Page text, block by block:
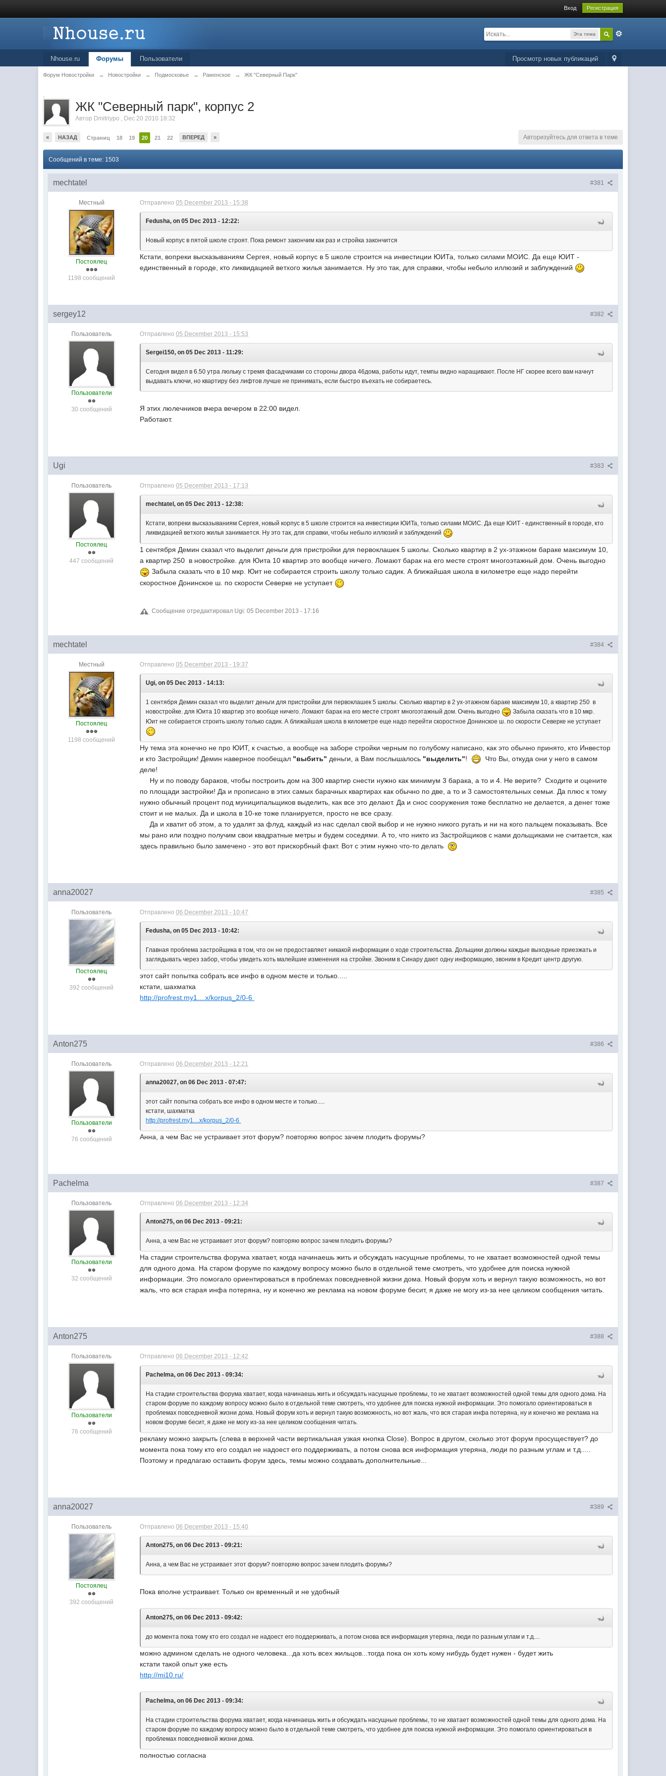
Вход Регистрация
Эта тема
Просмотр новых публикаций
Nhouse.ru Форумы Пользователи
Форум Новостройки → Новостройки → Подмосковье → Раменское → ЖК "Северный Парк"
.
ЖК "Северный парк", корпус 2
Автор Dmitriypo , Dec 20 2010 18:32
« НАЗАД Страниц 18 19 20 21 22 ВПЕРЕД » Авторизуйтесь для ответа в теме
Сообщений в теме: 1503
#381
mechtatel
Местный
Постоялец
1198 сообщений
Отправлено05 December 2013 - 15:38
Fedusha, on 05 Dec 2013 - 12:22:
Новый корпус в пятой школе строят. Пока ремонт закончим как раз и стройка закончится
Кстати, вопреки высказываниям Сергея, новый корпус в 5 школе строится на инвестиции ЮИТа, только силами МОИС. Да еще ЮИТ -
единственный в городе, кто ликвидацией ветхого жилья занимается. Ну это так, для справки, чтобы небыло иллюзий и заблуждений
#382
sergey12
Пользователь
Пользователи
30 сообщений
Отправлено05 December 2013 - 15:53
Sergei150, on 05 Dec 2013 - 11:29:
Сегодня видел в 6.50 утра люльку с тремя фасадчиками со стороны двора 46дома, работы идут, темпы видно наращивают. После НГ скорее всего вам начнут
выдавать ключи, но квартиру без лифтов лучше не принимать, если быстро въехать не собираетесь.
Я этих люлечников вчера вечером в 22:00 видел.
Работают.
#383
Ugi
Пользователь
Постоялец
447 сообщений
Отправлено05 December 2013 - 17:13
mechtatel, on 05 Dec 2013 - 12:38:
Кстати, вопреки высказываниям Сергея, новый корпус в 5 школе строится на инвестиции ЮИТа, только силами МОИС. Да еще ЮИТ - единственный в городе, кто
ликвидацией ветхого жилья занимается. Ну это так, для справки, чтобы небыло иллюзий и заблуждений
1 сентября Демин сказал что выделит деньги для пристройки для первоклашек 5 школы. Сколько квартир в 2 ух-этажном бараке максимум 10,
а квартир 250 в новостройке. для Юита 10 квартир это вообще ничего. Ломают барак на его месте строят многоэтажный дом. Очень выгодно
Забыла сказать что в 10 мкр. Юит не собирается строить школу только садик. А ближайшая школа в километре еще надо перейти
скоростное Донинское ш. по скорости Северке не уступает
Сообщение отредактировал Ugi: 05 December 2013 - 17:16
#384
mechtatel
Местный
Постоялец
1198 сообщений
Отправлено05 December 2013 - 19:37
Ugi, on 05 Dec 2013 - 14:13:
1 сентября Демин сказал что выделит деньги для пристройки для первоклашек 5 школы. Сколько квартир в 2 ух-этажном бараке максимум 10, а квартир 250 в
новостройке. для Юита 10 квартир это вообще ничего. Ломают барак на его месте строят многоэтажный дом. Очень выгодно
Забыла сказать что в 10 мкр.
Юит не собирается строить школу только садик. А ближайшая школа в километре еще надо перейти скоростное Донинское ш. по скорости Северке не уступает
Ну тема эта конечно не про ЮИТ, к счастью, а вообще на заборе стройки черным по голубому написано, как это обычно принято, кто Инвестор
и кто Застройщик! Демин наверное пообещал "выбить" деньги, а Вам послышалось "выделить"!
Что Вы, откуда они у него в самом
деле!
Ну и по поводу бараков, чтобы построить дом на 300 квартир снести нужно как минимум 3 барака, а то и 4. Не верите? Сходите и оцените
по площади застройки! Да и прописано в этих самых барачных квартирах как обычно по две, а то и 3 самостоятельных семьи. Да плюс к тому
нужно обычный процент под муниципальщиков выделить, как все это делают. Да и снос сооружения тоже бесплатно не делается, а денег тоже
стоит и не малых. Да и школа в 10-ке тоже планируется, просто не все сразу.
Да и хватит об этом, а то удалят за флуд, каждый из нас сделал свой выбор и не нужно никого ругать и ни на кого пальцем показывать. Все
мы рано или поздно получим свои квадратные метры и будем соседями. А то, что никто из Застройщиков с нами дольщиками не считается, как
здесь правильно было замечено - это вот прискорбный факт. Вот с этим нужно что-то делать
#385
anna20027
Пользователь
Постоялец
392 сообщений
Отправлено06 December 2013 - 10:47
Fedusha, on 05 Dec 2013 - 10:42:
Главная проблема застройщика в том, что он не предоставляет никакой информации о ходе строительства. Дольщики должны каждые выходные приезжать и
заглядывать через забор, чтобы увидеть хоть малейшие изменения на стройке. Звоним в Синару дают одну информацию, звоним в Кредит центр другую.
этот сайт попытка собрать все инфо в одном месте и только.....
кстати, шахматка
http://profrest.my1....x/korpus_2/0-6
#386
Anton275
Пользователь
Пользователи
76 сообщений
Отправлено06 December 2013 - 12:21
anna20027, on 06 Dec 2013 - 07:47:
этот сайт попытка собрать все инфо в одном месте и только.....
кстати, шахматка
http://profrest.my1....x/korpus_2/0-6
Анна, а чем Вас не устраивает этот форум? повторяю вопрос зачем плодить форумы?
#387
Pachelma
Пользователь
Пользователи
32 сообщений
Отправлено06 December 2013 - 12:34
Anton275, on 06 Dec 2013 - 09:21:
Анна, а чем Вас не устраивает этот форум? повторяю вопрос зачем плодить форумы?
На стадии строительства форума хватает, когда начинаешь жить и обсуждать насущные проблемы, то не хватает возможностей одной темы
для одного дома. На старом форуме по каждому вопросу можно было в отдельной теме смотреть, что удобнее для поиска нужной
информации. Это помогало ориентироваться в проблемах повседневной жизни дома. Новый форум хоть и вернул такую возможность, но вот
жаль, что вся старая инфа потеряна, ну и конечно же реклама на новом форуме бесит, я даже не могу из-за нее целиком сообщения читать.
#388
Anton275
Пользователь
Пользователи
76 сообщений
Отправлено06 December 2013 - 12:42
Pachelma, on 06 Dec 2013 - 09:34:
На стадии строительства форума хватает, когда начинаешь жить и обсуждать насущные проблемы, то не хватает возможностей одной темы для одного дома. На
старом форуме по каждому вопросу можно было в отдельной теме смотреть, что удобнее для поиска нужной информации. Это помогало ориентироваться в
проблемах повседневной жизни дома. Новый форум хоть и вернул такую возможность, но вот жаль, что вся старая инфа потеряна, ну и конечно же реклама на
новом форуме бесит, я даже не могу из-за нее целиком сообщения читать.
рекламу можно закрыть (слева в верхней части вертикальная узкая кнопка Close). Вопрос в другом, сколько этот форум просуществует? до
момента пока тому кто его создал не надоест его поддерживать, а потом снова вся информация утеряна, люди по разным углам и т.д.....
Поэтому и предлагаю оставить форум здесь, темы можно создавать дополнительные...
#389
anna20027
Пользователь
Постоялец
392 сообщений
Отправлено06 December 2013 - 15:40
Anton275, on 06 Dec 2013 - 09:21:
Анна, а чем Вас не устраивает этот форум? повторяю вопрос зачем плодить форумы?
Пока вполне устраивает. Только он временный и не удобный
Anton275, on 06 Dec 2013 - 09:42:
до момента пока тому кто его создал не надоест его поддерживать, а потом снова вся информация утеряна, люди по разным углам и т.д....
можно админом сделать не одного человека...да хоть всех жильцов...тогда пока он хоть кому нибудь будет нужен - будет жить
кстати такой опыт уже есть
http://mi10.ru/
Pachelma, on 06 Dec 2013 - 09:34:
На стадии строительства форума хватает, когда начинаешь жить и обсуждать насущные проблемы, то не хватает возможностей одной темы для одного дома. На
старом форуме по каждому вопросу можно было в отдельной теме смотреть, что удобнее для поиска нужной информации. Это помогало ориентироваться в
проблемах повседневной жизни дома.
полностью согласна